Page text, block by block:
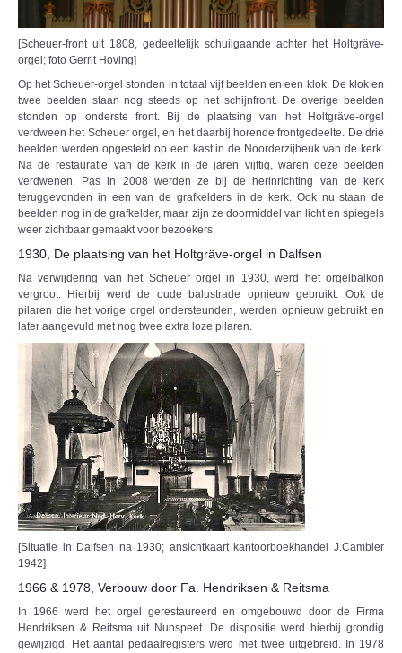
[Scheuer-front uit 1808, gedeeltelijk schuilgaande achter het Holtgräve-
orgel; foto Gerrit Hoving]
Op het Scheuer-orgel stonden in totaal vijf beelden en een klok. De klok en
twee beelden staan nog steeds op het schijnfront. De overige beelden
stonden op onderste front. Bij de plaatsing van het Holtgräve-orgel
verdween het Scheuer orgel, en het daarbij horende frontgedeelte. De drie
beelden werden opgesteld op een kast in de Noorderzijbeuk van de kerk.
Na de restauratie van de kerk in de jaren vijftig, waren deze beelden
verdwenen. Pas in 2008 werden ze bij de herinrichting van de kerk
teruggevonden in een van de grafkelders in de kerk. Ook nu staan de
beelden nog in de grafkelder, maar zijn ze doormiddel van licht en spiegels
weer zichtbaar gemaakt voor bezoekers.
1930, De plaatsing van het Holtgräve-orgel in Dalfsen
Na verwijdering van het Scheuer orgel in 1930, werd het orgelbalkon
vergroot. Hierbij werd de oude balustrade opnieuw gebruikt. Ook de
pilaren die het vorige orgel ondersteunden, werden opnieuw gebruikt en
later aangevuld met nog twee extra loze pilaren.
[Situatie in Dalfsen na 1930; ansichtkaart kantoorboekhandel J.Cambier
1942]
1966 & 1978, Verbouw door Fa. Hendriksen & Reitsma
In 1966 werd het orgel gerestaureerd en omgebouwd door de Firma
Hendriksen & Reitsma uit Nunspeet. De dispositie werd hierbij grondig
gewijzigd. Het aantal pedaalregisters werd met twee uitgebreid. In 1978